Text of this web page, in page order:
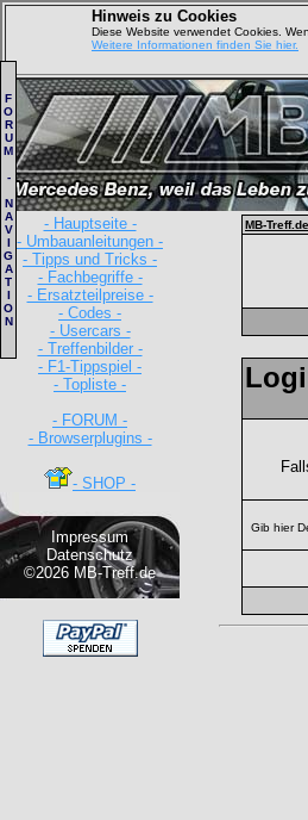
Hinweis zu Cookies
Diese Website verwendet Cookies.
Weitere Informationen finden Sie hier.
- Hauptseite -
- Umbauanleitungen -
- Tipps und Tricks -
- Fachbegriffe -
- Ersatzteilpreise -
- Codes -
- Usercars -
- Treffenbilder -
- F1-Tippspiel -
- Topliste -
- FORUM -
- Browserplugins -
- SHOP -
Impressum
Datenschutz
©2026 MB-Treff.de
F
O
R
U
M
-
N
A
V
I
G
A
T
I
O
N
MB-
Gib hier